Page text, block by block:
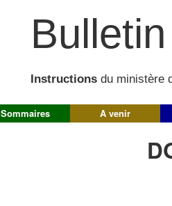
Instructions du ministère
Sommaires A venir